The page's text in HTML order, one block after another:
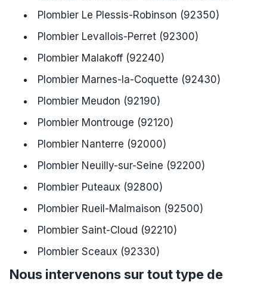
Plombier Le Plessis-Robinson (92350)
Plombier Levallois-Perret (92300)
Plombier Malakoff (92240)
Plombier Marnes-la-Coquette (92430)
Plombier Meudon (92190)
Plombier Montrouge (92120)
Plombier Nanterre (92000)
Plombier Neuilly-sur-Seine (92200)
Plombier Puteaux (92800)
Plombier Rueil-Malmaison (92500)
Plombier Saint-Cloud (92210)
Plombier Sceaux (92330)
Nous intervenons sur tout type de